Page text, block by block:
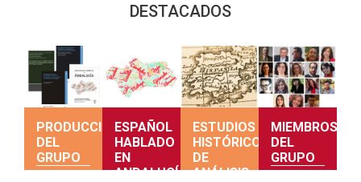
DESTACADOS
PRODUCCIÓN
DEL
GRUPO
ESPAÑOL
HABLADO
EN
ANDALUCÍA
ESTUDIOS
HISTÓRICOS
DE
ANÁLISIS
MIEMBROS
DEL
GRUPO